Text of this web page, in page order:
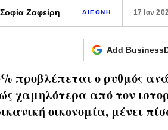
Σοφία Ζαφείρη ΔΙΕΘΝΗ 17 Ιαν
Add
προβλέπεται ο ρυθμός
χαμηλότερα από τον
οικονομία, μένει